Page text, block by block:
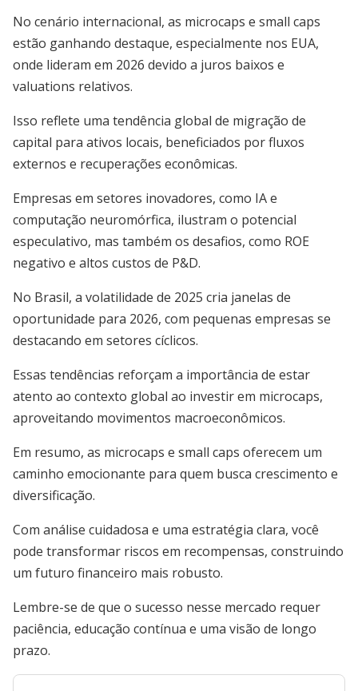
No cenário internacional, as microcaps e small caps
estão ganhando destaque, especialmente nos EUA,
onde lideram em 2026 devido a juros baixos e
valuations relativos.
Isso reflete uma tendência global de migração de
capital para ativos locais, beneficiados por fluxos
externos e recuperações econômicas.
Empresas em setores inovadores, como IA e
computação neuromórfica, ilustram o potencial
especulativo, mas também os desafios, como ROE
negativo e altos custos de P&D.
No Brasil, a volatilidade de 2025 cria janelas de
oportunidade para 2026, com pequenas empresas se
destacando em setores cíclicos.
Essas tendências reforçam a importância de estar
atento ao contexto global ao investir em microcaps,
aproveitando movimentos macroeconômicos.
Em resumo, as microcaps e small caps oferecem um
caminho emocionante para quem busca crescimento e
diversificação.
Com análise cuidadosa e uma estratégia clara, você
pode transformar riscos em recompensas, construindo
um futuro financeiro mais robusto.
Lembre-se de que o sucesso nesse mercado requer
paciência, educação contínua e uma visão de longo
prazo.